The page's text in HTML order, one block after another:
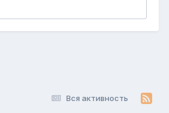
Вся активность